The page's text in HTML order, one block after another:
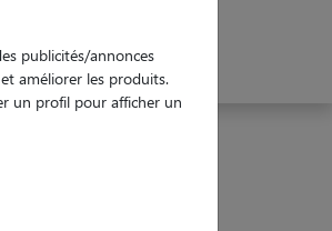
publicités/annonces
améliorer les produits.
un profil pour afficher un